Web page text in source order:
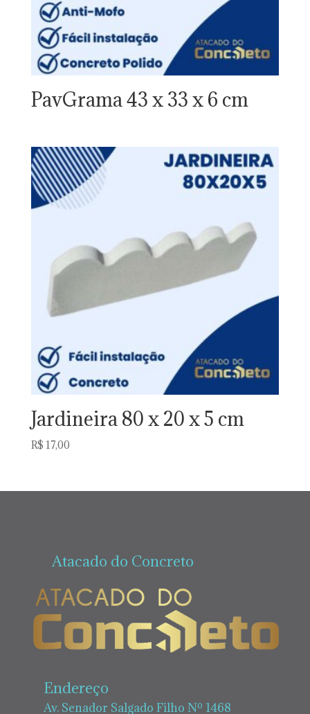
PavGrama 43 x 33 x 6 cm
Jardineira 80 x 20 x 5 cm
R$ 17,00
Atacado do Concreto
Endereço
Av. Senador Salgado Filho Nº 1468